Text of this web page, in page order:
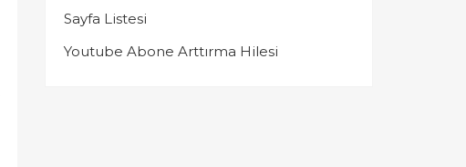
Sayfa Listesi
Youtube Abone Arttırma Hilesi